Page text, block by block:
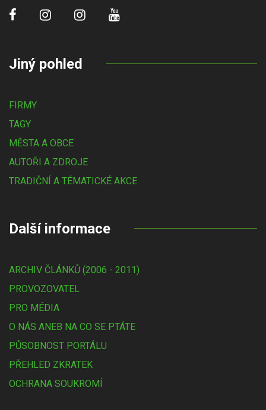
Jiný pohled
FIRMY
TAGY
MĚSTA A OBCE
AUTOŘI A ZDROJE
TRADIČNÍ A TÉMATICKÉ AKCE
Další informace
ARCHIV ČLÁNKŮ (2006 - 2011)
PROVOZOVATEL
PRO MÉDIA
O NÁS ANEB NA CO SE PTÁTE
PŮSOBNOST PORTÁLU
PŘEHLED ZKRATEK
OCHRANA SOUKROMÍ